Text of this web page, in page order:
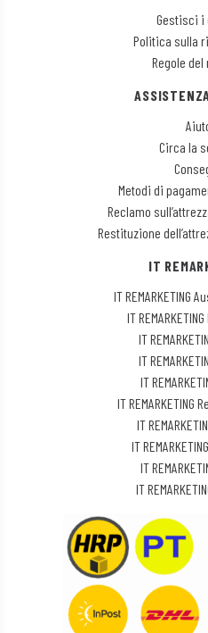
Gestisci i
Politica sulla
Regole del
Circa la
Metodi di
Reclamo
Restituzione
IT
IT REMARKETING
IT
IT
IT
IT
IT REMARKETING
IT
IT
IT
IT